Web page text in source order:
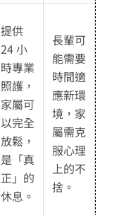
提供
24 小
時專業
照護，
家屬可
以完全
放鬆，
是「真
正」的
休息。
長輩可
能需要
時間適
應新環
境，家
屬需克
服心理
上的不
捨。